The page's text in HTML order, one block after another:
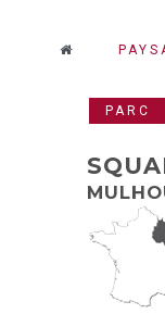
PARC